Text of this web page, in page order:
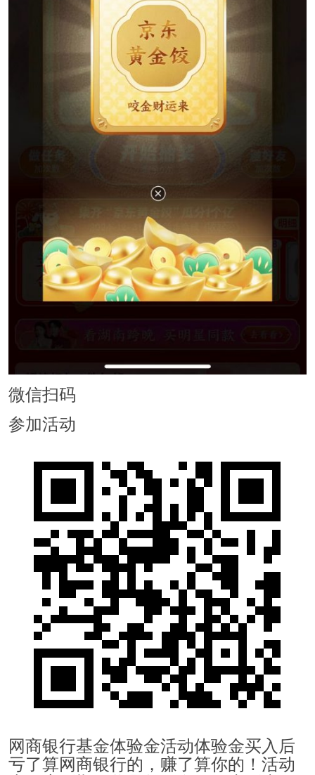
微信扫码
参加活动
网商银行基金体验金活动体验金买入后
亏了算网商银行的，赚了算你的！活动